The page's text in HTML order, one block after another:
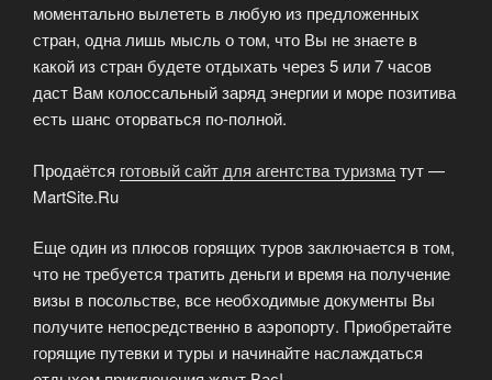
моментально вылететь в любую из предложенных
стран, одна лишь мысль о том, что Вы не знаете в
какой из стран будете отдыхать через 5 или 7 часов
даст Вам колоссальный заряд энергии и море позитива
есть шанс оторваться по-полной.
Продаётся готовый сайт для агентства туризматут —
MartSite.Ru
Еще один из плюсов горящих туров заключается в том,
что не требуется тратить деньги и время на получение
визы в посольстве, все необходимые документы Вы
получите непосредственно в аэропорту. Приобретайте
горящие путевки и туры и начинайте наслаждаться